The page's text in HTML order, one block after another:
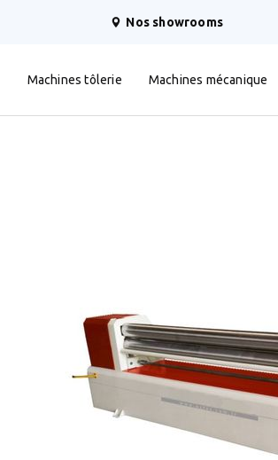
Nos showrooms
Machines tôlerie Machines mécanique